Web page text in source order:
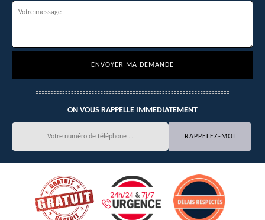
ON VOUS RAPPELLE IMMEDIATEMENT